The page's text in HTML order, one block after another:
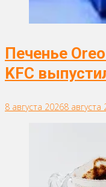
Печенье
KFC
8 августа 20268 августа